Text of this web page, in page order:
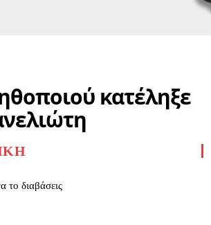
κατέληξε
το διαβάσεις